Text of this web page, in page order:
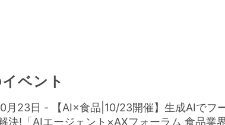
ベント
月23日 - 【AI×食品|10/23開催】生成AIでフ
決!「AIエージェント×AXフォーラム 食品業